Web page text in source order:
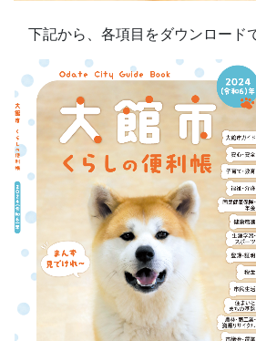
下記から、各項目をダウンロード